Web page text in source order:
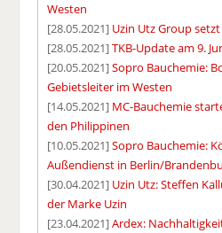
Westen
[28.05.2021] Uzin Utz Group
[28.05.2021]TKB-Update am 9.
[20.05.2021]Sopro Bauchemie:
Gebietsleiter im Westen
[14.05.2021] MC-Bauchemie
den Philippinen
[10.05.2021]Sopro Bauchemie:
Außendienst in Berlin/
[30.04.2021] Uzin Utz: Steffen
der Marke Uzin
[23.04.2021]Ardex: